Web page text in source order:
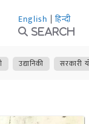
English | हिन्दी
Search
उद्यानिकी सरकारी